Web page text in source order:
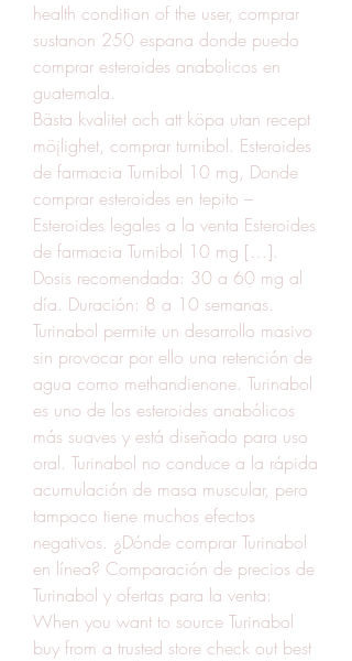
health condition of the user, comprar
sustanon 250 espana donde puedo
comprar esteroides anabolicos en
guatemala.
Bästa kvalitet och att köpa utan recept
möjlighet, comprar turnibol. Esteroides
de farmacia Turnibol 10 mg, Donde
comprar esteroides en tepito –
Esteroides legales a la venta Esteroides
de farmacia Turnibol 10 mg […].
Dosis recomendada: 30 a 60 mg al
día. Duración: 8 a 10 semanas.
Turinabol permite un desarrollo masivo
sin provocar por ello una retención de
agua como methandienone. Turinabol
es uno de los esteroides anabólicos
más suaves y está diseñado para uso
oral. Turinabol no conduce a la rápida
acumulación de masa muscular, pero
tampoco tiene muchos efectos
negativos. ¿Dónde comprar Turinabol
en línea? Comparación de precios de
Turinabol y ofertas para la venta:
When you want to source Turinabol
buy from a trusted store check out best